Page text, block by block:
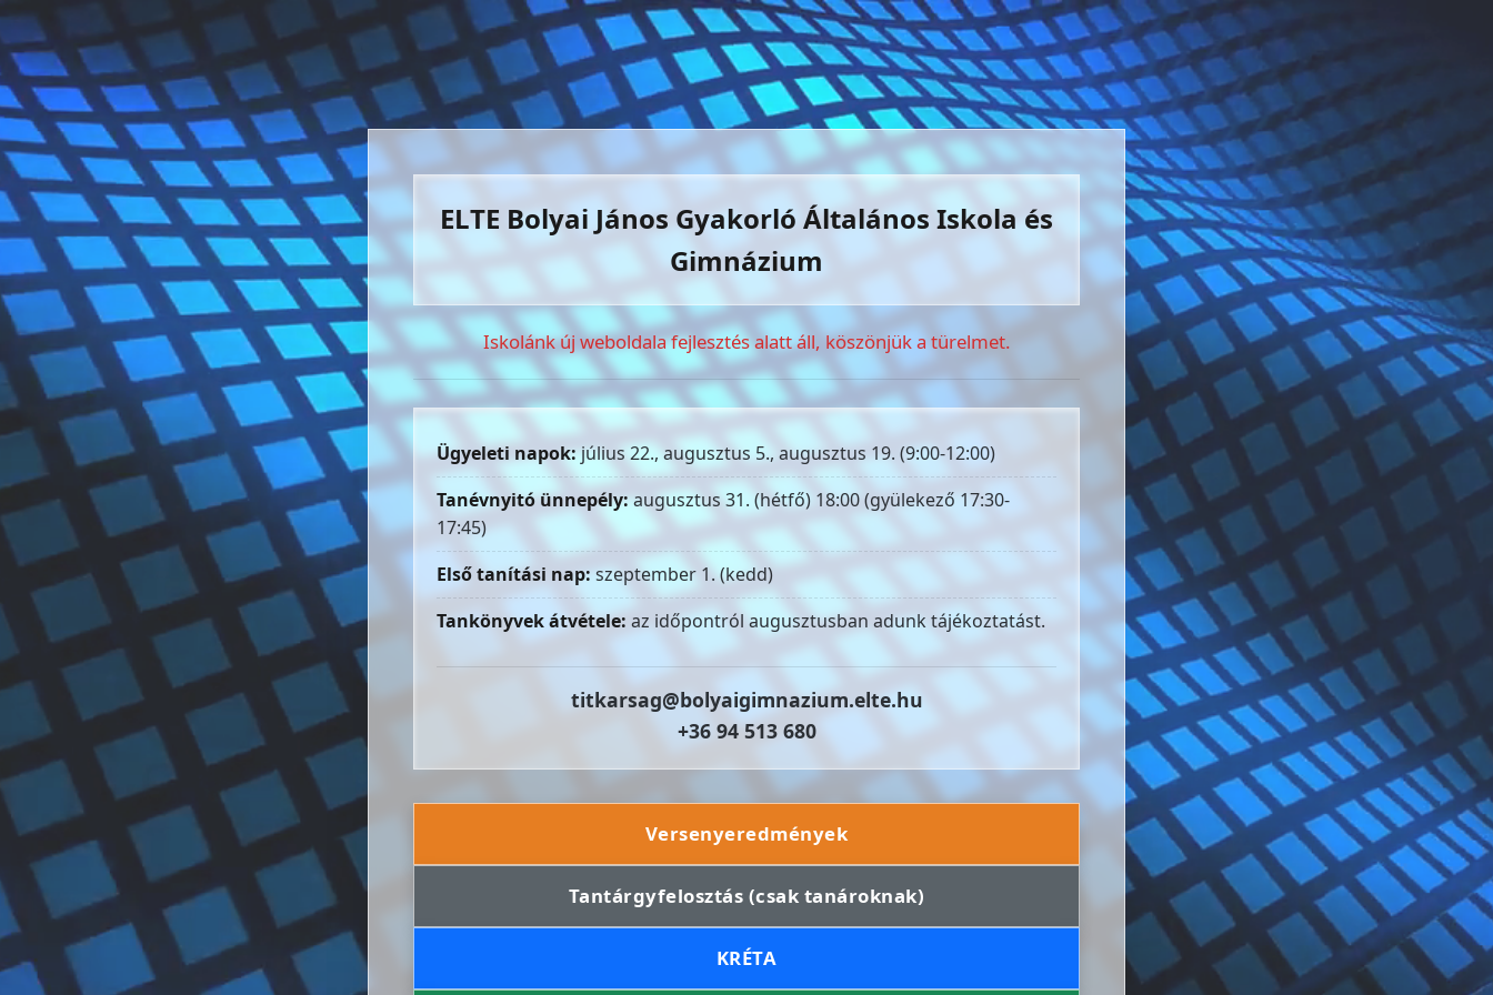
ELTE Bolyai János Gyakorló Általános Iskola és
Gimnázium
Iskolánk új weboldala fejlesztés alatt áll, köszönjük a türelmet.
Ügyeleti napok:július 22., augusztus 5., augusztus 19. (9:00-12:00)
Tanévnyitó ünnepély:augusztus 31. (hétfő) 18:00 (gyülekező 17:30-
17:45)
Első tanítási nap: szeptember 1. (kedd)
Tankönyvek átvétele: az időpontról augusztusban adunk tájékoztatást.
titkarsag@bolyaigimnazium.elte.hu
+36 94 513 680
Versenyeredmények
Tantárgyfelosztás (csak tanároknak)
KRÉTA